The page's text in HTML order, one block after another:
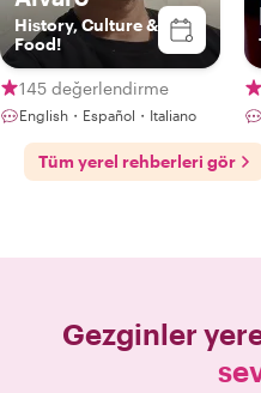
History, Culture &
Food!
145 değerlendirme
English・Español・Italiano
Tüm yerel rehberleri gör
Gezginler